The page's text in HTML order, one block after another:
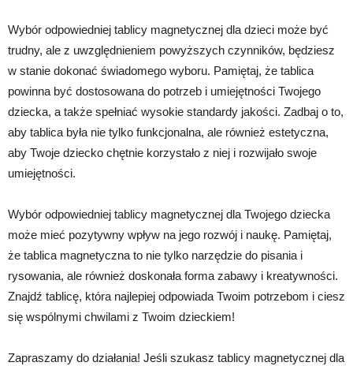
Wybór odpowiedniej tablicy magnetycznej dla dzieci może być
trudny, ale z uwzględnieniem powyższych czynników, będziesz
w stanie dokonać świadomego wyboru. Pamiętaj, że tablica
powinna być dostosowana do potrzeb i umiejętności Twojego
dziecka, a także spełniać wysokie standardy jakości. Zadbaj o to,
aby tablica była nie tylko funkcjonalna, ale również estetyczna,
aby Twoje dziecko chętnie korzystało z niej i rozwijało swoje
umiejętności.
Wybór odpowiedniej tablicy magnetycznej dla Twojego dziecka
może mieć pozytywny wpływ na jego rozwój i naukę. Pamiętaj,
że tablica magnetyczna to nie tylko narzędzie do pisania i
rysowania, ale również doskonała forma zabawy i kreatywności.
Znajdź tablicę, która najlepiej odpowiada Twoim potrzebom i ciesz
się wspólnymi chwilami z Twoim dzieckiem!
Zapraszamy do działania! Jeśli szukasz tablicy magnetycznej dla